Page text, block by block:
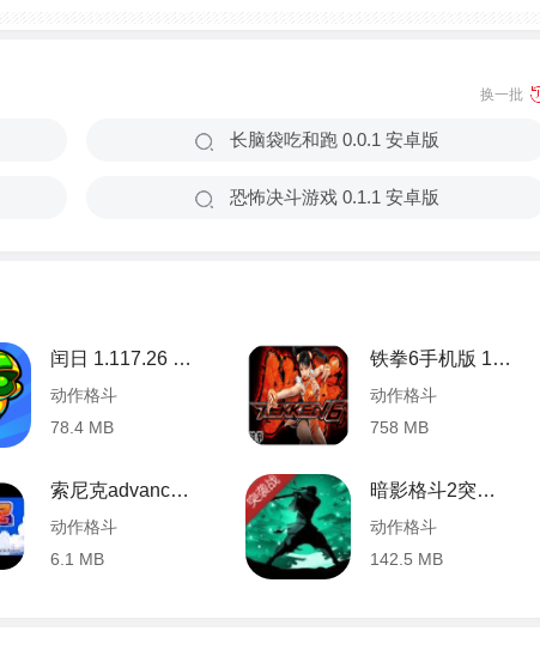
换一批
长脑袋吃和跑 0.0.1 安卓版
恐怖决斗游戏 0.1.1 安卓版
闰日 1.117.26 安卓版
动作格斗
78.4 MB
铁拳6手机版 1.0.0 安卓版
动作格斗
758 MB
索尼克advance2安卓版 2.0.0 安卓版
动作格斗
6.1 MB
暗影格斗2突袭战 2.2.2 安卓版
动作格斗
142.5 MB